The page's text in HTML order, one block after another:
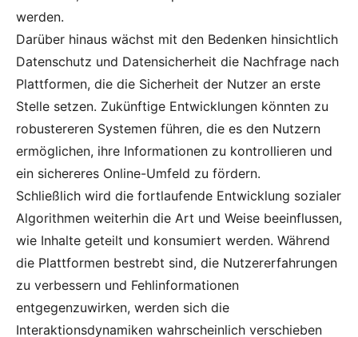
werden.
Darüber hinaus wächst mit den Bedenken hinsichtlich
Datenschutz und Datensicherheit die Nachfrage nach
Plattformen, die die Sicherheit der Nutzer an erste
Stelle setzen. Zukünftige Entwicklungen könnten zu
robustereren Systemen führen, die es den Nutzern
ermöglichen, ihre Informationen zu kontrollieren und
ein sichereres Online-Umfeld zu fördern.
Schließlich wird die fortlaufende Entwicklung sozialer
Algorithmen weiterhin die Art und Weise beeinflussen,
wie Inhalte geteilt und konsumiert werden. Während
die Plattformen bestrebt sind, die Nutzererfahrungen
zu verbessern und Fehlinformationen
entgegenzuwirken, werden sich die
Interaktionsdynamiken wahrscheinlich verschieben